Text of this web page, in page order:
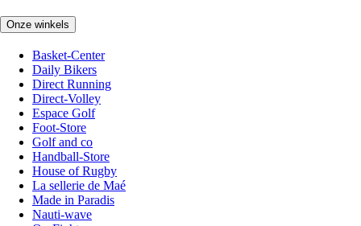
Onze winkels
Basket-Center
Daily Bikers
Direct Running
Direct-Volley
Espace Golf
Foot-Store
Golf and co
Handball-Store
House of Rugby
La sellerie de Maé
Made in Paradis
Nauti-wave